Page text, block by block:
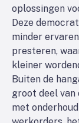
oplossingen
Deze
minder
presteren,
kleiner
Buiten de
groot deel van
met